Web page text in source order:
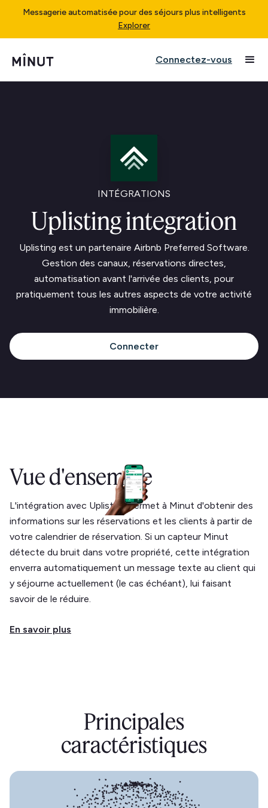
Messagerie automatisée pour des séjours plus intelligents
Explorer
Connectez-vous
INTÉGRATIONS
Uplisting integration
Uplisting est un partenaire Airbnb Preferred Software.
Gestion des canaux, réservations directes,
automatisation avant l'arrivée des clients, pour
pratiquement tous les autres aspects de votre activité
immobilière.
Connecter
Vue d'ensemble
L'intégration avec Uplisting permet à Minut d'obtenir des
informations sur les réservations et les clients à partir de
votre calendrier de réservation. Si un capteur Minut
détecte du bruit dans votre propriété, cette intégration
enverra automatiquement un message texte au client qui
y séjourne actuellement (le cas échéant), lui faisant
savoir de le réduire.
En savoir plus
Principales
caractéristiques